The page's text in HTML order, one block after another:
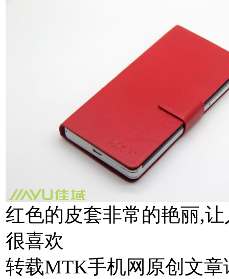
红色的皮套非常的艳丽,
很喜欢
转载MTK手机网原创文